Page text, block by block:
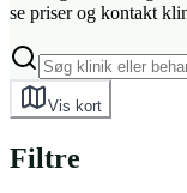
se priser og kontakt
Vis kort
Filtre